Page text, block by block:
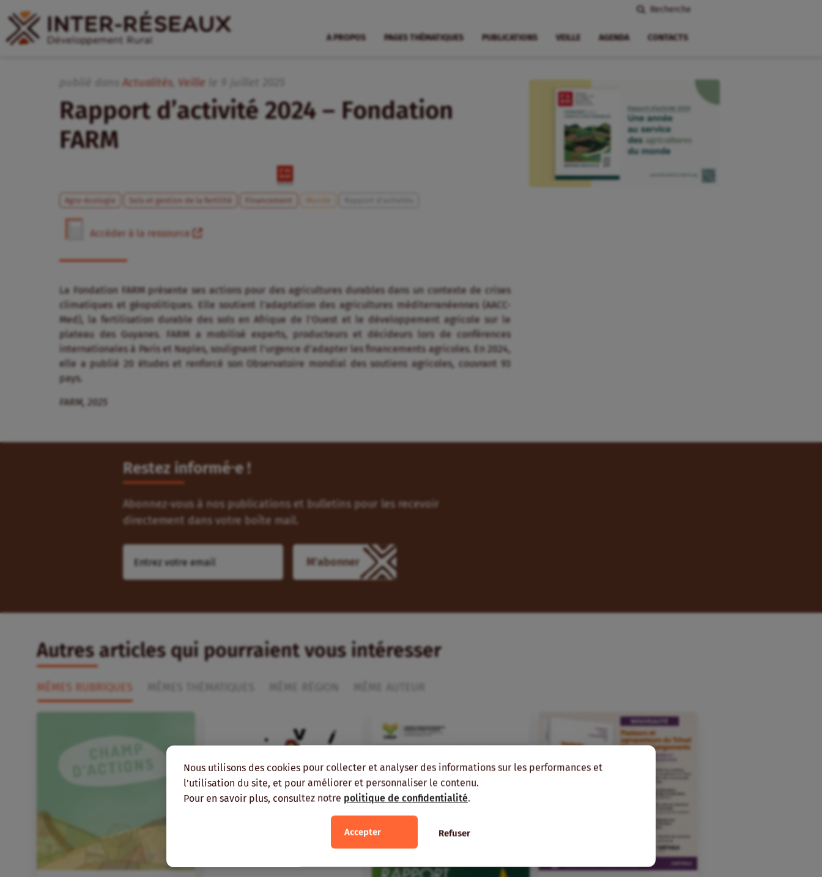
Nous utilisons des cookies pour collecter et analyser des informations sur les performances et
l'utilisation du site, et pour améliorer et personnaliser le contenu.
Pour en savoir plus, consultez notre politique de confidentialité.
Accepter Refuser
Recherche
A PROPOS PAGES THÉMATIQUES PUBLICATIONS VEILLE AGENDA CONTACTS
publié dansActualités, Veille
Rapport d’activité 2024 – Fondation
FARM
Agro-écologie Sols et gestion de la fertilité Financement Monde
Accéder à la ressource
La Fondation FARM présente ses actions pour des agricultures durables dans un contexte de crises
climatiques et géopolitiques. Elle soutient l’adaptation des agricultures méditerranéennes (AACC-
Med), la fertilisation durable des sols en Afrique de l’Ouest et le développement agricole sur le
plateau des Guyanes. FARM a mobilisé experts, producteurs et décideurs lors de conférences
internationales à Paris et Naples, soulignant l’urgence d’adapter les financements agricoles. En 2024,
elle a publié 20 études et renforcé son Observatoire mondial des soutiens agricoles, couvrant 93
pays.
FARM, 2025
Restez informé⸱e !
Abonnez-vous à nos publications et bulletins pour les recevoir
directement dans votre boîte mail.
Autres articles qui pourraient vous intéresser
MÊMES RUBRIQUES